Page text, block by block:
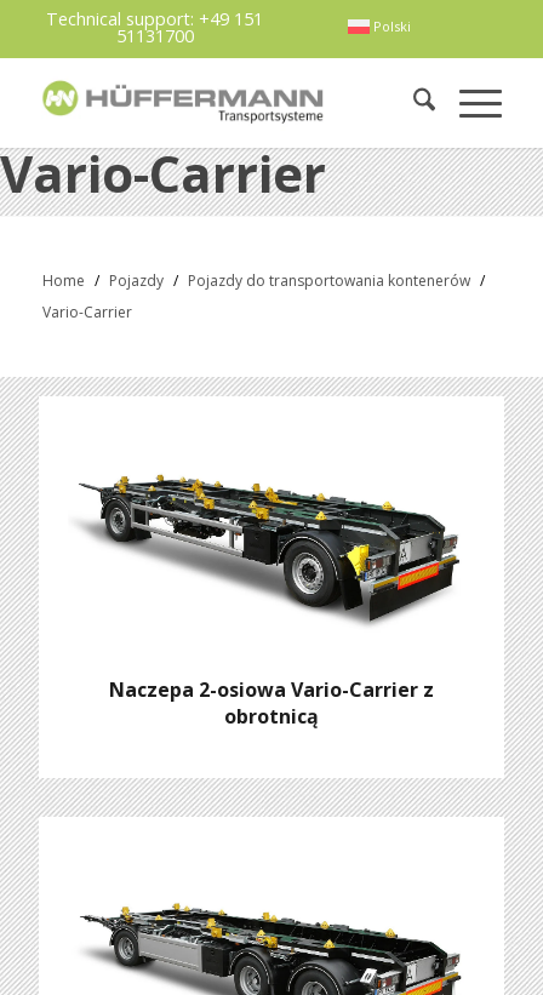
Polski
Technical support: +49 151
51131700
Vario-Carrier
Home / Pojazdy / Pojazdy do transportowania kontenerów /
Vario-Carrier
Naczepa 2-osiowa Vario-Carrier z
obrotnicą